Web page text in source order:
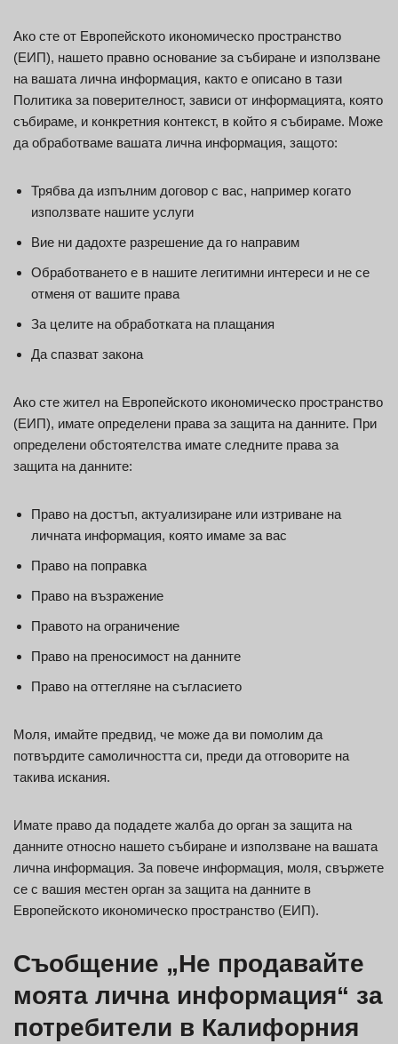
Ако сте от Европейското икономическо пространство
(ЕИП), нашето правно основание за събиране и използване
на вашата лична информация, както е описано в тази
Политика за поверителност, зависи от информацията, която
събираме, и конкретния контекст, в който я събираме. Може
да обработваме вашата лична информация, защото:
Трябва да изпълним договор с вас, например когато
използвате нашите услуги
Вие ни дадохте разрешение да го направим
Обработването е в нашите легитимни интереси и не се
отменя от вашите права
За целите на обработката на плащания
Да спазват закона
Ако сте жител на Европейското икономическо пространство
(ЕИП), имате определени права за защита на данните. При
определени обстоятелства имате следните права за
защита на данните:
Право на достъп, актуализиране или изтриване на
личната информация, която имаме за вас
Право на поправка
Право на възражение
Правото на ограничение
Право на преносимост на данните
Право на оттегляне на съгласието
Моля, имайте предвид, че може да ви помолим да
потвърдите самоличността си, преди да отговорите на
такива искания.
Имате право да подадете жалба до орган за защита на
данните относно нашето събиране и използване на вашата
лична информация. За повече информация, моля, свържете
се с вашия местен орган за защита на данните в
Европейското икономическо пространство (ЕИП).
Съобщение „Не продавайте
моята лична информация“ за
потребители в Калифорния